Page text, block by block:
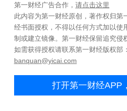
第一财经广告合作， 请点击这里
此内容为第一财经原创，著作权归第
经书面授权，不得以任何方式加以使
制或建立镜像。第一财经保留追究侵
如需获得授权请联系第一财经版权部：
banquan@yicai.com
打开第一财经APP